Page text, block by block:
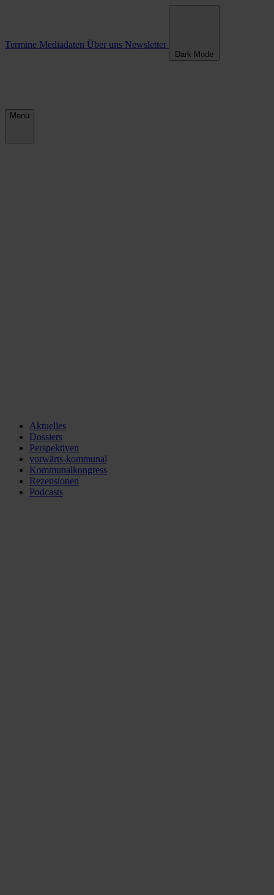
Termine Mediadaten Über uns Newsletter
Dark Mode
Menü
Aktuelles
Dossiers
Perspektiven
vorwärts-kommunal
Kommunalkongress
Rezensionen
Podcasts
Sozialpolitik in den Kommunen